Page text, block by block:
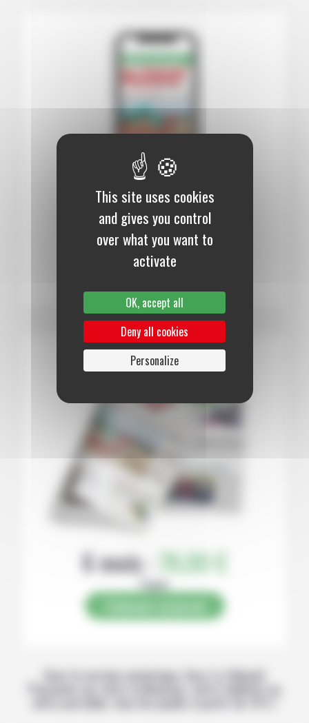
12 mois :99,00 €
Numérique
S’abonner au journal
6 mois : 78,00 €
Papier
Avec la version numérique, lisez La Volonté
Paysanne sur votre ordinateur, votre tablette ou
This site uses cookies
and gives you control
over what you want to
activate
OK, accept all
Deny all cookies
Personalize